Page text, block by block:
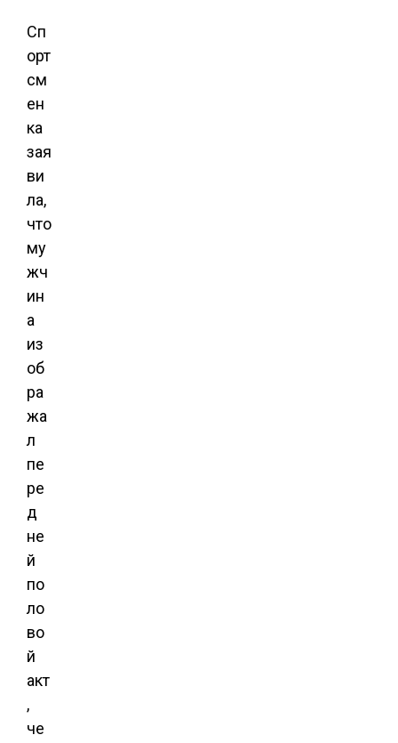
Сп
орт
см
ен
ка
зая
ви
ла,
что
му
жч
ин
а
из
об
ра
жа
л
пе
ре
д
не
й
по
ло
во
й
акт
,
че